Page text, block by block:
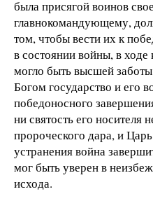
была присягой воинов
главнокомандующему,
том, чтобы вести их к
в состоянии войны, в
могло быть высшей
Богом государство и его
победоносного
ни святость его носителя
пророческого дара, и
устранения война
мог быть уверен в
исхода.